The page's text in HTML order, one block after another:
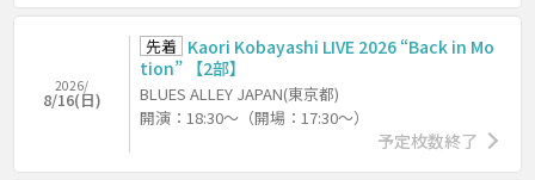
2026/
8/16(日)
先着 Kaori Kobayashi LIVE 2026 “Back in Mo
tion” 【2部】
BLUES ALLEY JAPAN(東京都)
開演：18:30～（開場：17:30～）
予定枚数終了